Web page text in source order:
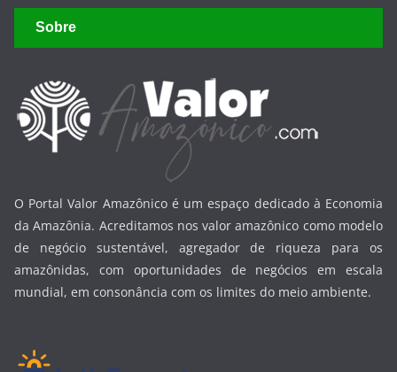
Sobre
O Portal Valor Amazônico é um espaço dedicado à Economia
da Amazônia. Acreditamos nos valor amazônico como modelo
de negócio sustentável, agregador de riqueza para os
amazônidas, com oportunidades de negócios em escala
mundial, em consonância com os limites do meio ambiente.